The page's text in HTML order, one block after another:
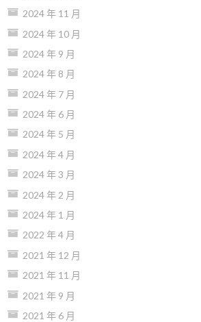
2024 年 11 月
2024 年 10 月
2024 年 9 月
2024 年 8 月
2024 年 7 月
2024 年 6 月
2024 年 5 月
2024 年 4 月
2024 年 3 月
2024 年 2 月
2024 年 1 月
2022 年 4 月
2021 年 12 月
2021 年 11 月
2021 年 9 月
2021 年 6 月